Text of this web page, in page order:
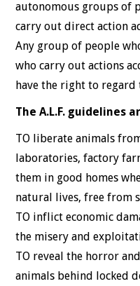
autonomous groups of
carry out direct action
Any group of people
who carry out actions
have the right to regard
The A.L.F. guidelines
TO liberate animals
laboratories, factory
them in good homes
natural lives, free from
TO inflict economic
the misery and
TO reveal the horror
animals behind locked